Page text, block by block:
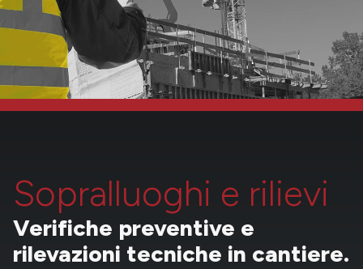
Sopralluoghi e rilievi
Verifiche preventive e
rilevazioni tecniche in cantiere.